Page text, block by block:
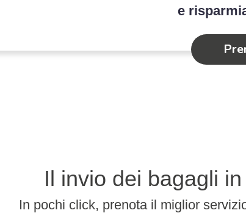
e
Il invio dei bagagli
In pochi click, prenota il miglior